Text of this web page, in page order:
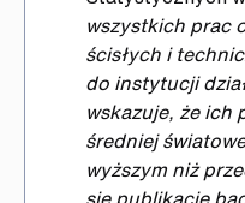
wszystkich prac
ścisłych i
do instytucji
wskazuje, że ich
średniej
wyższym niż